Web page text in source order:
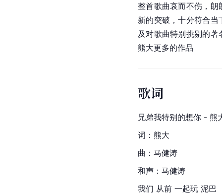
整首歌曲哀而不伤，朗
新的突破，十分符合
及对歌曲特别挑剔的著
熊大更多的作品
歌词
兄弟我特别的想你 - 熊
词：熊大
曲： 马健涛
和声：马健涛
我们 从前 一起玩 泥巴